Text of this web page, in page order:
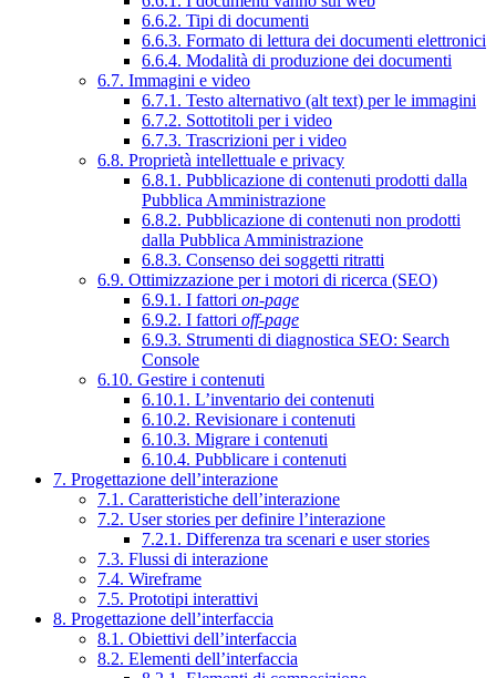
6.6.2. Tipi di documenti
6.6.3. Formato di lettura dei documenti elettronici
6.6.4. Modalità di produzione dei documenti
6.7. Immagini e video
6.7.1. Testo alternativo (alt text) per le immagini
6.7.2. Sottotitoli per i video
6.7.3. Trascrizioni per i video
6.8. Proprietà intellettuale e privacy
6.8.1. Pubblicazione di contenuti prodotti dalla
Pubblica Amministrazione
6.8.2. Pubblicazione di contenuti non prodotti
dalla Pubblica Amministrazione
6.8.3. Consenso dei soggetti ritratti
6.9. Ottimizzazione per i motori di ricerca (SEO)
6.9.1. I fattori on-page
6.9.2. I fattori off-page
6.9.3. Strumenti di diagnostica SEO: Search
Console
6.10. Gestire i contenuti
6.10.1. L’inventario dei contenuti
6.10.2. Revisionare i contenuti
6.10.3. Migrare i contenuti
6.10.4. Pubblicare i contenuti
7. Progettazione dell’interazione
7.1. Caratteristiche dell’interazione
7.2. User stories per definire l’interazione
7.2.1. Differenza tra scenari e user stories
7.3. Flussi di interazione
7.4. Wireframe
7.5. Prototipi interattivi
8. Progettazione dell’interfaccia
8.1. Obiettivi dell’interfaccia
8.2. Elementi dell’interfaccia